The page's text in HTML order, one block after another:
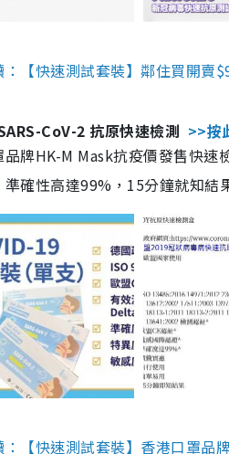
：【快速測試套裝】鄰住買開賣
CoV-2 抗原快速檢測 >>按
品牌HK-M Mask抗疫價發售快
準確性高達99%，15分鐘就知結
：【快速測試套裝】香港口罩品